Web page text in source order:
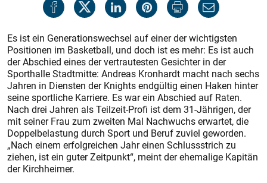
Es ist ein Generationswechsel auf einer der wichtigsten
Positionen im Basketball, und doch ist es mehr: Es ist auch
der Abschied eines der vertrautesten Gesichter in der
Sporthalle Stadtmitte: Andreas Kronhardt macht nach sechs
Jahren in Diensten der Knights endgültig einen Haken hinter
seine sportliche Karriere. Es war ein Abschied auf Raten.
Nach drei Jahren als Teilzeit-Profi ist dem 31-Jährigen, der
mit seiner Frau zum zweiten Mal Nachwuchs erwartet, die
Doppelbelastung durch Sport und Beruf zuviel geworden.
„Nach einem erfolgreichen Jahr einen Schlussstrich zu
ziehen, ist ein guter Zeitpunkt“, meint der ehemalige Kapitän
der Kirchheimer.